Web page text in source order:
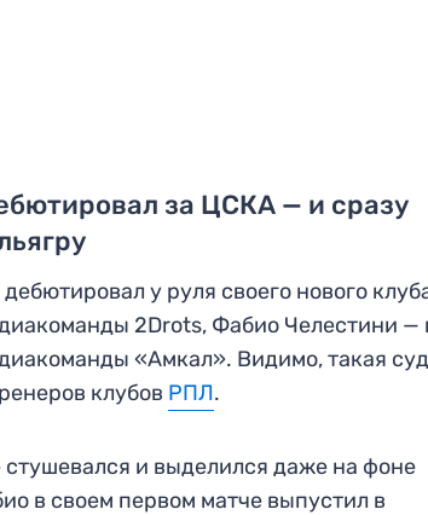
за ЦСКА — и сразу
у руля своего нового
2Drots, Фабио Челестини —
«Амкал». Видимо, такая
клубов РПЛ.
и выделился даже на фоне
в своем первом матче выпустил в